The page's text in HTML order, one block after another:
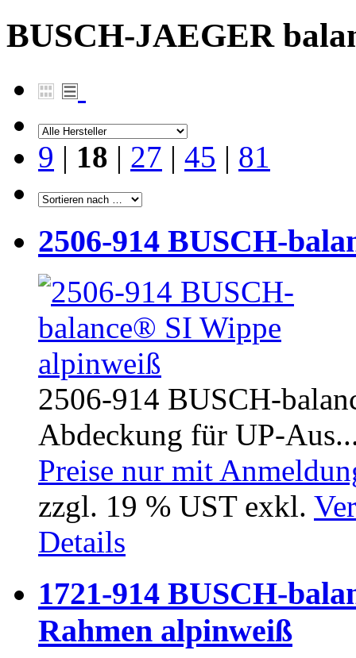
BUSCH-JAEGER
9 | 18 | 27 | 45 | 81
2506-914 BUSCH-
2506-914 BUSCH-
Abdeckung für UP-
Preise nur mit
zzgl. 19 % UST exkl.
Details
1721-914 BUSCH-
Rahmen alpinweiß